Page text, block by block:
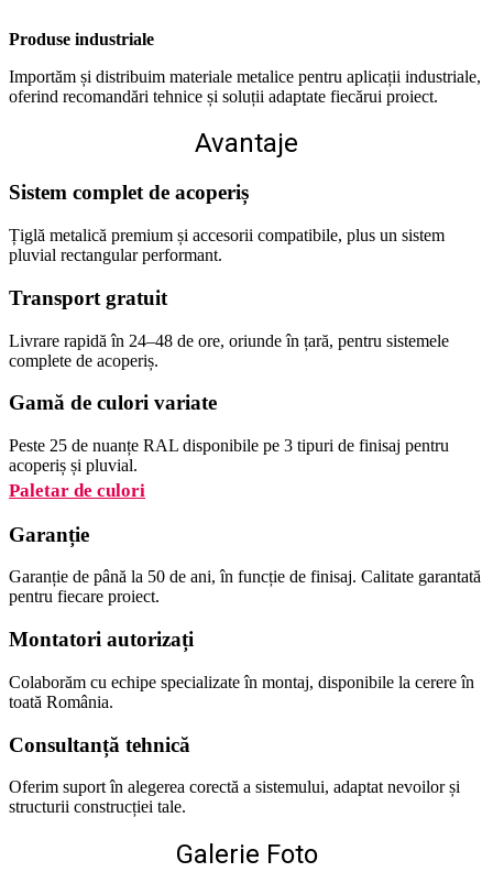
Produse industriale
Importăm și distribuim materiale metalice pentru aplicații industriale,
oferind recomandări tehnice și soluții adaptate fiecărui proiect.
Avantaje
Sistem complet de acoperiș
Țiglă metalică premium și accesorii compatibile, plus un sistem
pluvial rectangular performant.
Transport gratuit
Livrare rapidă în 24–48 de ore, oriunde în țară, pentru sistemele
complete de acoperiș.
Gamă de culori variate
Peste 25 de nuanțe RAL disponibile pe 3 tipuri de finisaj pentru
acoperiș și pluvial.
Paletar de culori
Garanție
Garanție de până la 50 de ani, în funcție de finisaj. Calitate garantată
pentru fiecare proiect.
Montatori autorizați
Colaborăm cu echipe specializate în montaj, disponibile la cerere în
toată România.
Consultanță tehnică
Oferim suport în alegerea corectă a sistemului, adaptat nevoilor și
structurii construcției tale.
Galerie Foto